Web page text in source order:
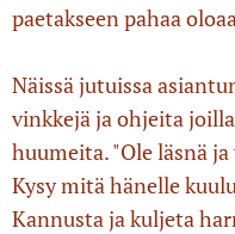
paetakseen pahaa
Näissä jutuissa
vinkkejä ja ohjeita
huumeita. "Ole läsnä
Kysy mitä hänelle
Kannusta ja kuljeta